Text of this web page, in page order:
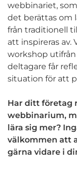
webbinariet,
det berättas om
från traditionell
att inspireras av.
workshop
deltagare får
situation för att
Har ditt företag
webbinarium,
lära sig mer?
välkommen att
gärna vidare i